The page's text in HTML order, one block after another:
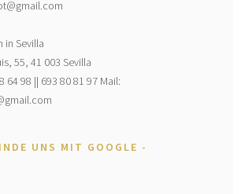
in Sevilla
55, 41 003 Sevilla
64 98 || 693 80 81 97 Mail:
UNS MIT GOOGLE